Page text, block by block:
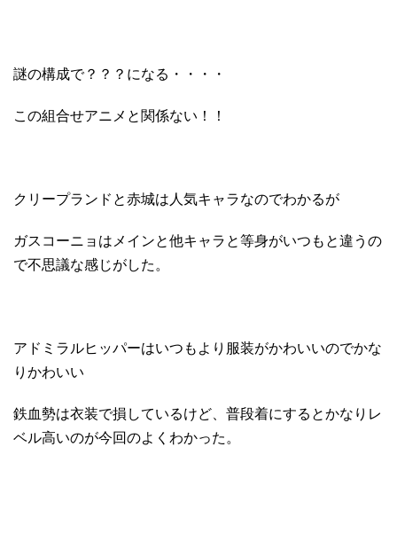
謎の構成で？？？になる・・・・
この組合せアニメと関係ない！！
クリープランドと赤城は人気キャラなのでわかるが
ガスコーニョはメインと他キャラと等身がいつもと違うの
で不思議な感じがした。
アドミラルヒッパーはいつもより服装がかわいいのでかな
りかわいい
鉄血勢は衣装で損しているけど、普段着にするとかなりレ
ベル高いのが今回のよくわかった。